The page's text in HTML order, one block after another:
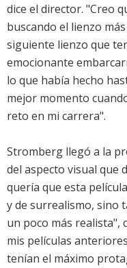
dice el director. "Creo
buscando el lienzo
siguiente lienzo que
emocionante
lo que había hecho
mejor momento
reto en mi carrera".
Stromberg llegó a la
del aspecto visual que
quería que esta
y de surrealismo, sino
un poco más realista",
mis películas
tenían el máximo